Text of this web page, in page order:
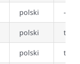
polski —
polski tak
polski tak